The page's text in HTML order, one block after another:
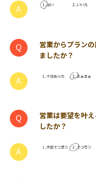
営業からプラン
ましたか？
営業は要望を叶
したか？